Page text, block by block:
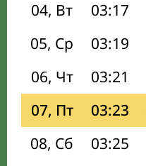
04, Вт
03:17
05, Ср
03:19
06, Чт
03:21
07, Пт
03:23
08, Сб
03:25